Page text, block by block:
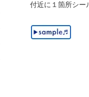
付近に１箇所シー